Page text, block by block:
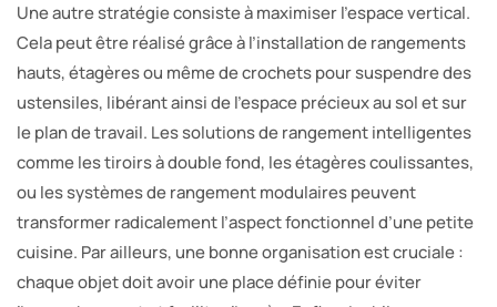
Une autre stratégie consiste à maximiser l’espace vertical.
Cela peut être réalisé grâce à l’installation de rangements
hauts, étagères ou même de crochets pour suspendre des
ustensiles, libérant ainsi de l’espace précieux au sol et sur
le plan de travail. Les solutions de rangement intelligentes
comme les tiroirs à double fond, les étagères coulissantes,
ou les systèmes de rangement modulaires peuvent
transformer radicalement l’aspect fonctionnel d’une petite
cuisine. Par ailleurs, une bonne organisation est cruciale :
chaque objet doit avoir une place définie pour éviter